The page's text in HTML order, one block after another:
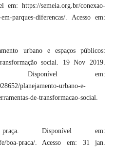
em: https://semeia.org.br/conexao-
parques-diferencas/. Acesso em:
urbano e espaços públicos:
social. 19 Nov 2019.
Disponível em:
planejamento-urbano-e-
de-transformacao-social.
Disponível em:
boa-praca/. Acesso em: 31 jan.